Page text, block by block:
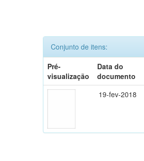
Conjunto de itens:
Pré-
visualização
Data do
documento
19-fev-2018